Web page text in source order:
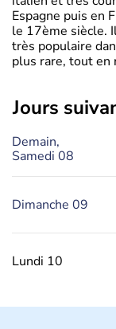
Espagne puis en
le 17ème siècle.
très populaire
plus rare, tout en
jours
Demain,
Samedi 08
Dimanche 09
Lundi 10